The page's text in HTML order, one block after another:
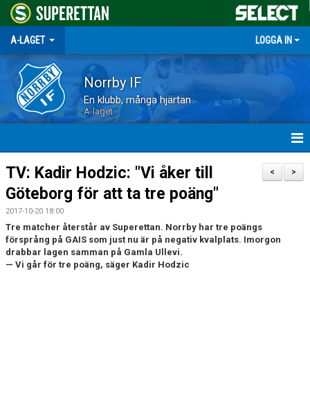
A-LAGET LOGGA IN
Norrby IF
En klubb, många hjärtan
A-laget
HEM
NYHETER
MATCHER
TRUPPEN
>
<
TV: Kadir Hodzic: "Vi åker till
Göteborg för att ta tre poäng"
2017-10-20 18:00
Tre matcher återstår av Superettan. Norrby har tre poängs
försprång på GAIS som just nu är på negativ kvalplats. Imorgon
drabbar lagen samman på Gamla Ullevi.
— Vi går för tre poäng, säger Kadir Hodzic